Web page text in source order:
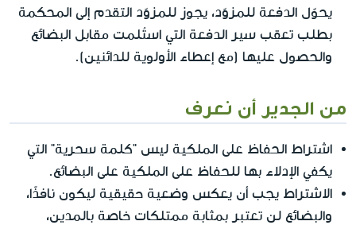
يحوّل الدفعة للمزوّد، يجوز للمزوّد التقدم إلى المحكمة
بطلب تعقب سير الدفعة التي استُلمت مقابل البضائع
والحصول عليها (مع إعطاء الأولوية للدائنين).
من الجدير أن نعرف
اشتراط الحفاظ على الملكية ليس "كلمة سحرية" التي
يكفي الإدلاء بها للحفاظ على الملكية على البضائع.
الاشتراط يجب أن يعكس وضعية حقيقية ليكون نافذًا،
والبضائع لن تعتبر بمثابة ممتلكات خاصة بالمدين،